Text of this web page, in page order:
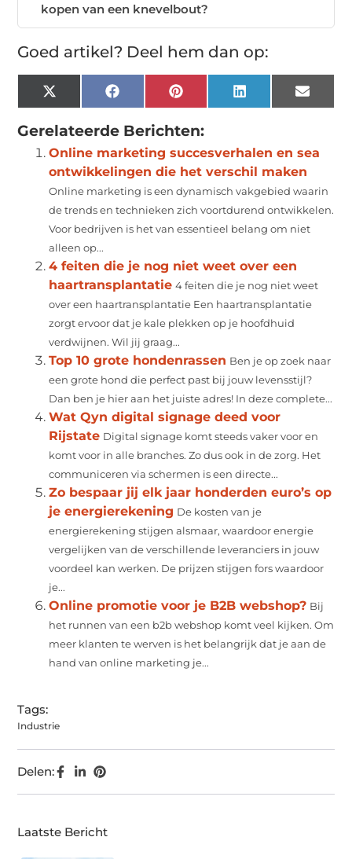
kopen van een knevelbout?
Goed artikel? Deel hem dan op:
X
(Twitter)
Facebook Pinterest LinkedIn Email
Gerelateerde Berichten:
Online marketing succesverhalen en sea
ontwikkelingen die het verschil maken
Online marketing is een dynamisch vakgebied waarin
de trends en technieken zich voortdurend ontwikkelen.
Voor bedrijven is het van essentieel belang om niet
alleen op...
4 feiten die je nog niet weet over een
haartransplantatie 4 feiten die je nog niet weet
over een haartransplantatie Een haartransplantatie
zorgt ervoor dat je kale plekken op je hoofdhuid
verdwijnen. Wil jij graag...
Top 10 grote hondenrassen Ben je op zoek naar
een grote hond die perfect past bij jouw levensstijl?
Dan ben je hier aan het juiste adres! In deze complete...
Wat Qyn digital signage deed voor
Rijstate Digital signage komt steeds vaker voor en
komt voor in alle branches. Zo dus ook in de zorg. Het
communiceren via schermen is een directe...
Zo bespaar jij elk jaar honderden euro’s op
je energierekening De kosten van je
energierekening stijgen alsmaar, waardoor energie
vergelijken van de verschillende leveranciers in jouw
voordeel kan werken. De prijzen stijgen fors waardoor
je...
Online promotie voor je B2B webshop? Bij
het runnen van een b2b webshop komt veel kijken. Om
meer klanten te werven is het belangrijk dat je aan de
hand van online marketing je...
Tags:
Industrie
Delen:
Laatste Bericht